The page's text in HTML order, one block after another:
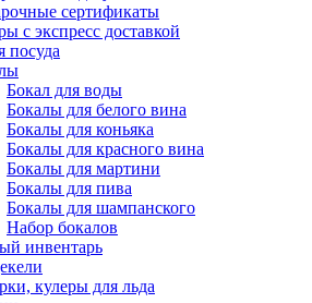
сертификаты
с экспресс доставкой
посуда
Бокал для воды
Бокалы для белого вина
Бокалы для коньяка
Бокалы для красного вина
Бокалы для мартини
Бокалы для пива
Бокалы для шампанского
Набор бокалов
инвентарь
кулеры для льда